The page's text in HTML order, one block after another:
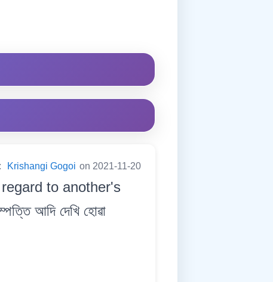
Krishangi Gogoi on 2021-11-20
to another's
আদি দেখি হোৱা